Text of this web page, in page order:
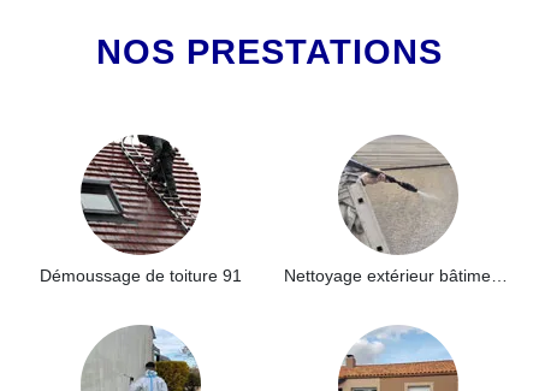
NOS PRESTATIONS
Démoussage de toiture 91